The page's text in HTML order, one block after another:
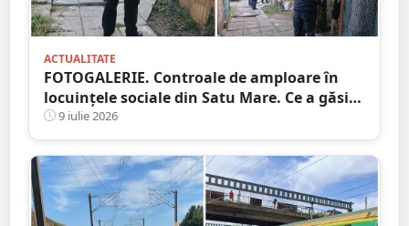
ACTUALITATE
FOTOGALERIE. Controale de amploare în
locuințele sociale din Satu Mare. Ce a găsit
Poliția Locală și ce amenzi s-au dat
9 iulie 2026